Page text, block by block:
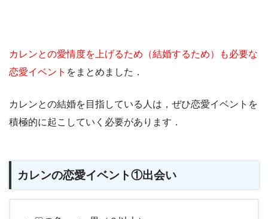
カレンとの愛情度を上げるため（結婚するため）も必要な
恋愛イベント をまとめました．
カレンとの結婚を目指している人は，ぜひ恋愛イベントを
積極的に起こしていく必要があります．
カレンの恋愛イベント①出会い